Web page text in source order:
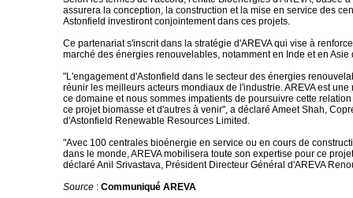
assurera la conception, la construction et la mise en service des
Astonfield investiront conjointement dans ces projets.
Ce partenariat s'inscrit dans la stratégie d'AREVA qui vise à
marché des énergies renouvelables, notamment en Inde et en Asie
"L'engagement d'Astonfield dans le secteur des énergies
réunir les meilleurs acteurs mondiaux de l'industrie. AREVA est une
ce domaine et nous sommes impatients de poursuivre cette
ce projet biomasse et d'autres à venir", a déclaré Ameet Shah,
d'Astonfield Renewable Resources Limited.
"Avec 100 centrales bioénergie en service ou en cours de
dans le monde, AREVA mobilisera toute son expertise pour ce
déclaré Anil Srivastava, Président Directeur Général d'AREVA
Source : Communiqué AREVA